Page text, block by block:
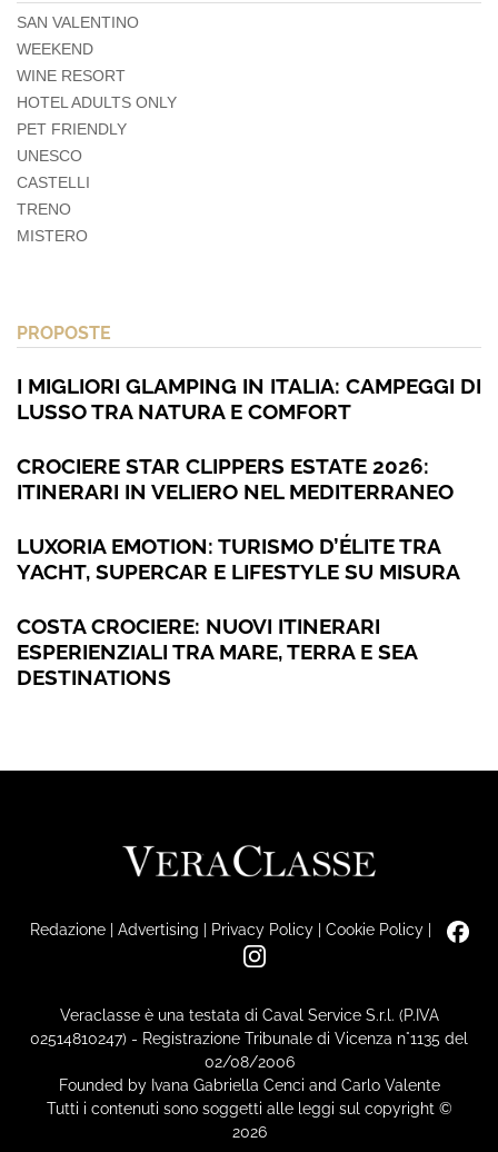
SAN VALENTINO
WEEKEND
WINE RESORT
HOTEL ADULTS ONLY
PET FRIENDLY
UNESCO
CASTELLI
TRENO
MISTERO
PROPOSTE
I MIGLIORI GLAMPING IN ITALIA: CAMPEGGI DI
LUSSO TRA NATURA E COMFORT
CROCIERE STAR CLIPPERS ESTATE 2026:
ITINERARI IN VELIERO NEL MEDITERRANEO
LUXORIA EMOTION: TURISMO D’ÉLITE TRA
YACHT, SUPERCAR E LIFESTYLE SU MISURA
COSTA CROCIERE: NUOVI ITINERARI
ESPERIENZIALI TRA MARE, TERRA E SEA
DESTINATIONS
Redazione| Advertising | Privacy Policy| Cookie Policy|
Veraclasse è una testata di Caval Service S.r.l. (P.IVA
02514810247) - Registrazione Tribunale di Vicenza n°1135 del
02/08/2006
Founded by Ivana Gabriella Cenci and Carlo Valente
Tutti i contenuti sono soggetti alle leggi sul copyright ©
2026